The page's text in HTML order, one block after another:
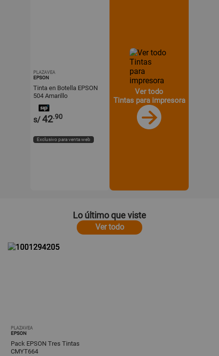
PLAZAVEA
EPSON
Tinta en Botella EPSON
504 Amarillo
s/42.90
Exclusivo para venta web
Ver todo
Tintas para impresora
Lo último que viste
Ver todo
PLAZAVEA
EPSON
Pack EPSON Tres Tintas
CMYT664